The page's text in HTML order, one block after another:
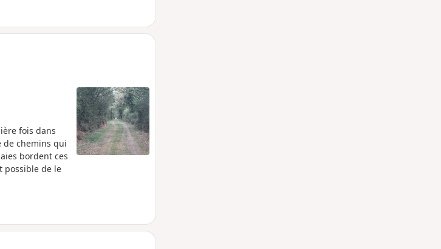
fois dans
chemins qui
bordent ces
possible de le